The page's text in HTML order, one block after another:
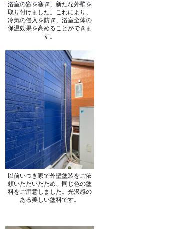
浴室の窓を塞ぎ、新たな外壁を
取り付けました。これにより、
冷気の侵入を防ぎ、浴室全体の
保温効果を高めることができま
す。
以前いつき家で外壁塗装をご依
頼いただいたため、同じ色の塗
料をご用意しました。光沢感の
ある美しい塗料です。